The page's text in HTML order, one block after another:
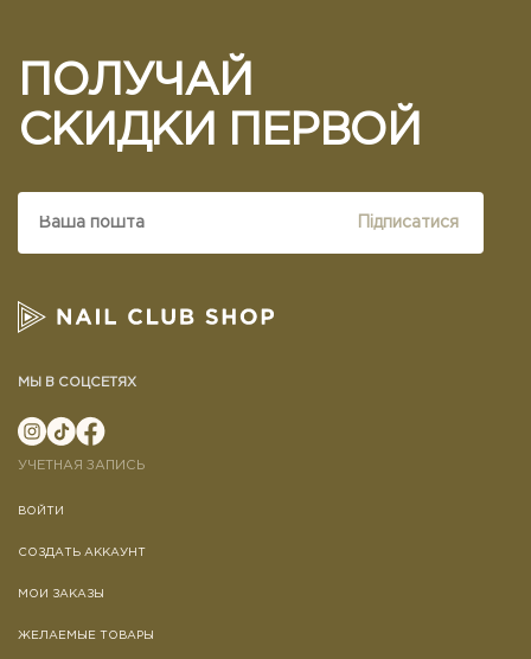
ПОЛУЧАЙ
СКИДКИ ПЕРВОЙ
Підписатися
МЫ В СОЦСЕТЯХ
УЧЕТНАЯ ЗАПИСЬ
ВОЙТИ
СОЗДАТЬ АККАУНТ
МОИ ЗАКАЗЫ
ЖЕЛАЕМЫЕ ТОВАРЫ